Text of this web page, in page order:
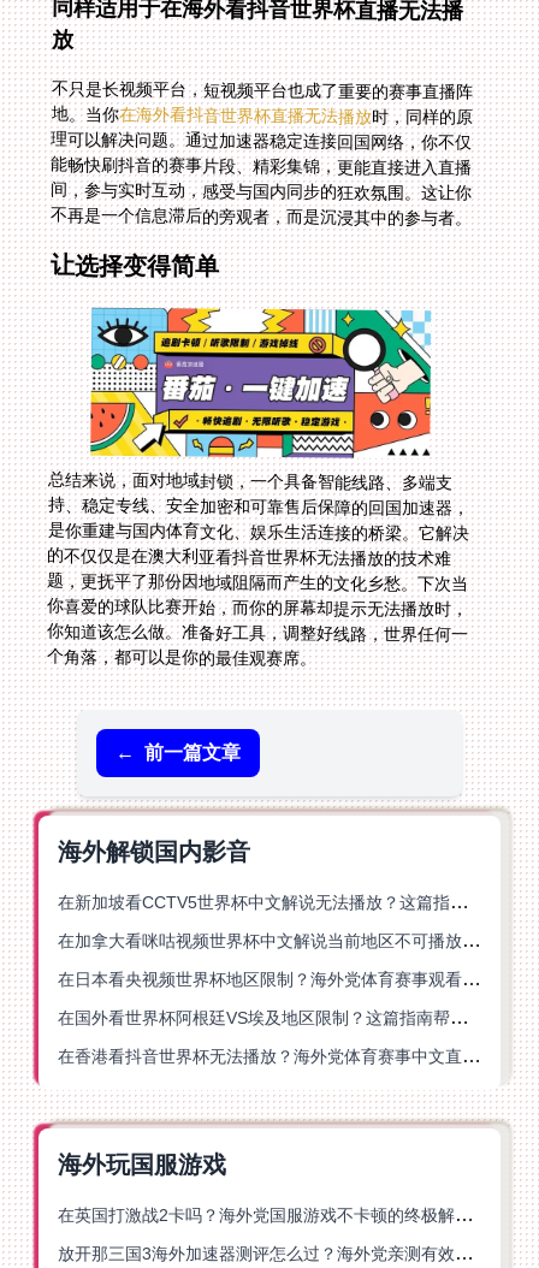
同样适用于在海外看抖音世界杯直播无法播
放
不只是长视频平台，短视频平台也成了重要的赛事直播阵
地。当你在海外看抖音世界杯直播无法播放时，同样的原
理可以解决问题。通过加速器稳定连接回国网络，你不仅
能畅快刷抖音的赛事片段、精彩集锦，更能直接进入直播
间，参与实时互动，感受与国内同步的狂欢氛围。这让你
不再是一个信息滞后的旁观者，而是沉浸其中的参与者。
让选择变得简单
总结来说，面对地域封锁，一个具备智能线路、多端支
持、稳定专线、安全加密和可靠售后保障的回国加速器，
是你重建与国内体育文化、娱乐生活连接的桥梁。它解决
的不仅仅是在澳大利亚看抖音世界杯无法播放的技术难
题，更抚平了那份因地域阻隔而产生的文化乡愁。下次当
你喜爱的球队比赛开始，而你的屏幕却提示无法播放时，
你知道该怎么做。准备好工具，调整好线路，世界任何一
个角落，都可以是你的最佳观赛席。
← 前一篇文章
海外解锁国内影音
在新加坡看CCTV5世界杯中文解说无法播放？这篇指南帮你解锁海外体育直播自由
在加拿大看咪咕视频世界杯中文解说当前地区不可播放？这篇指南帮你一键解决
在日本看央视频世界杯地区限制？海外党体育赛事观看终极指南
在国外看世界杯阿根廷VS埃及地区限制？这篇指南帮你搞定中文直播+解说
在香港看抖音世界杯无法播放？海外党体育赛事中文直播终极指南
海外玩国服游戏
在英国打激战2卡吗？海外党国服游戏不卡顿的终极解决方案
放开那三国3海外加速器测评怎么过？海外党亲测有效的国服游戏加速指南